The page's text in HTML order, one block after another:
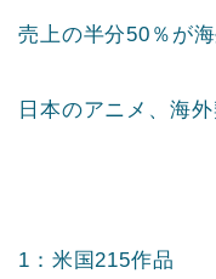
売上の半分50％が
日本のアニメ、海
1：米国215作品